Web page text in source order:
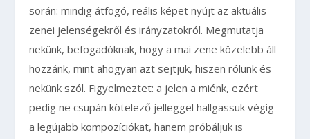
során: mindig átfogó, reális képet nyújt az aktuális
zenei jelenségekről és irányzatokról. Megmutatja
nekünk, befogadóknak, hogy a mai zene közelebb áll
hozzánk, mint ahogyan azt sejtjük, hiszen rólunk és
nekünk szól. Figyelmeztet: a jelen a miénk, ezért
pedig ne csupán kötelező jelleggel hallgassuk végig
a legújabb kompozíciókat, hanem próbáljuk is